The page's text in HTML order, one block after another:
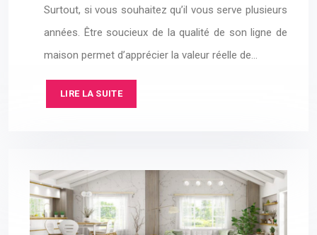
Surtout, si vous souhaitez qu’il vous serve plusieurs
années. Être soucieux de la qualité de son ligne de
maison permet d’apprécier la valeur réelle de…
LIRE LA SUITE